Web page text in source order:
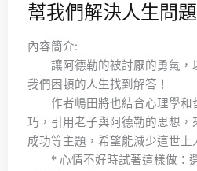
幫我們解決人生問題
內容簡介:
讓阿德勒的被討厭的勇氣，
我們困頓的人生找到解答！
作者嶋田將也結合心理學和
巧，引用老子與阿德勒的思想，
成功等主題，希望能減少這世上
* 心情不好時試著這樣做：選